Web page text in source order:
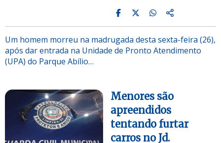
Um homem morreu na madrugada desta sexta-feira (26),
após dar entrada na Unidade de Pronto Atendimento
(UPA) do Parque Abílio…
Menores são
apreendidos
tentando furtar
carros no Jd.